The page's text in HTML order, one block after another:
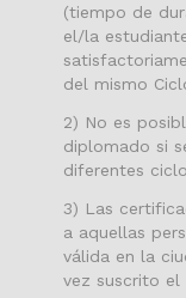
(tiempo de
el/la
del mismo
2) No es
diplomado si
diferentes
3) Las
a aquellas
válida en la
vez suscrito